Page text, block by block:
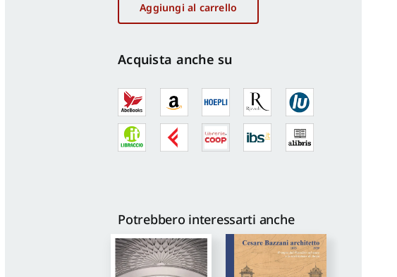
e
nuovi
Cagliari
la
città
storica
quantità
Aggiungi al carrello
Acquista anche su
Potrebbero interessarti anche